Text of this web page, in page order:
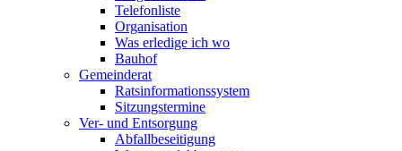
Telefonliste
Organisation
Was erledige ich wo
Bauhof
Gemeinderat
Ratsinformationssystem
Sitzungstermine
Ver- und Entsorgung
Abfallbeseitigung